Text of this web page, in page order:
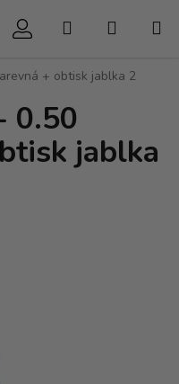
Hledat
+ obtisk jablka 2
0.50
jablka